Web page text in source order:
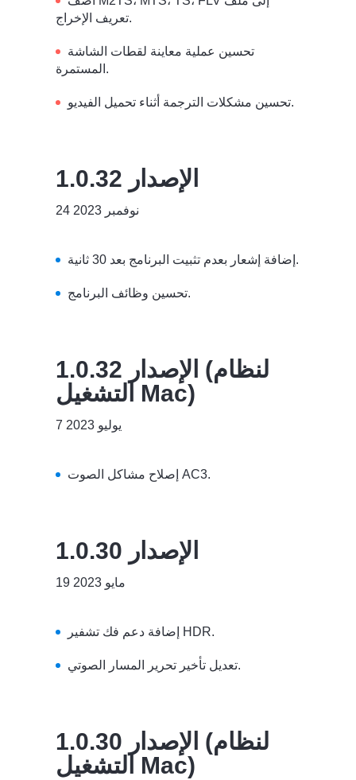
تعريف الإخراج.
المستمرة.
تحسين مشكلات الترجمة أثناء تحميل الفيديو.
الإصدار 1.0.32
24 نوفمبر 2023
إضافة إشعار بعدم تثبيت البرنامج بعد 30 ثانية.
تحسين وظائف البرنامج.
الإصدار 1.0.32 (لنظام
التشغيل Mac)
7 يوليو 2023
إصلاح مشاكل الصوت AC3.
الإصدار 1.0.30
19 مايو 2023
إضافة دعم فك تشفير HDR.
تعديل تأخير تحرير المسار الصوتي.
الإصدار 1.0.30 (لنظام
التشغيل Mac)